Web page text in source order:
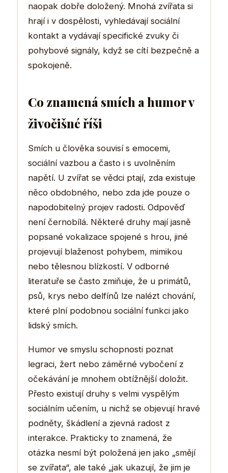
naopak dobře doložený. Mnohá zvířata si
hrají i v dospělosti, vyhledávají sociální
kontakt a vydávají specifické zvuky či
pohybové signály, když se cítí bezpečně a
spokojeně.
Co znamená smích a humor v
živočišné říši
Smích u člověka souvisí s emocemi,
sociální vazbou a často i s uvolněním
napětí. U zvířat se vědci ptají, zda existuje
něco obdobného, nebo zda jde pouze o
napodobitelný projev radosti. Odpověď
není černobílá. Některé druhy mají jasně
popsané vokalizace spojené s hrou, jiné
projevují blaženost pohybem, mimikou
nebo tělesnou blízkostí. V odborné
literatuře se často zmiňuje, že u primátů,
psů, krys nebo delfínů lze nalézt chování,
které plní podobnou sociální funkci jako
lidský smích.
Humor ve smyslu schopnosti poznat
legraci, žert nebo záměrné vybočení z
očekávání je mnohem obtížnější doložit.
Přesto existují druhy s velmi vyspělým
sociálním učením, u nichž se objevují hravé
podněty, škádlení a zjevná radost z
interakce. Prakticky to znamená, že
otázka nesmí být položená jen jako „smějí
se zvířata“, ale také „jak ukazují, že jim je